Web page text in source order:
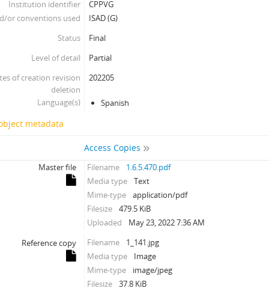
Institution identifier
CPPVG
or conventions used
ISAD (G)
Status
Final
Level of detail
Partial
of creation revision
deletion
202205
Language(s) Spanish
metadata
Access Copies
Master file Filename
1.6.5.470.pdf
Media type
Text
Mime-type
application/pdf
Filesize
479.5 KiB
Uploaded
May 23, 2022 7:36 AM
Reference copy
Filename
1_141.jpg
Media type
Image
Mime-type
image/jpeg
Filesize
37.8 KiB